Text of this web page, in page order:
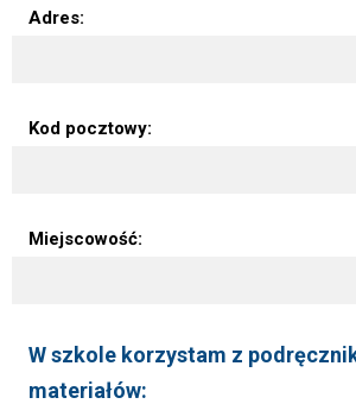
Adres:
Kod pocztowy:
Miejscowość:
W szkole korzystam z
materiałów: